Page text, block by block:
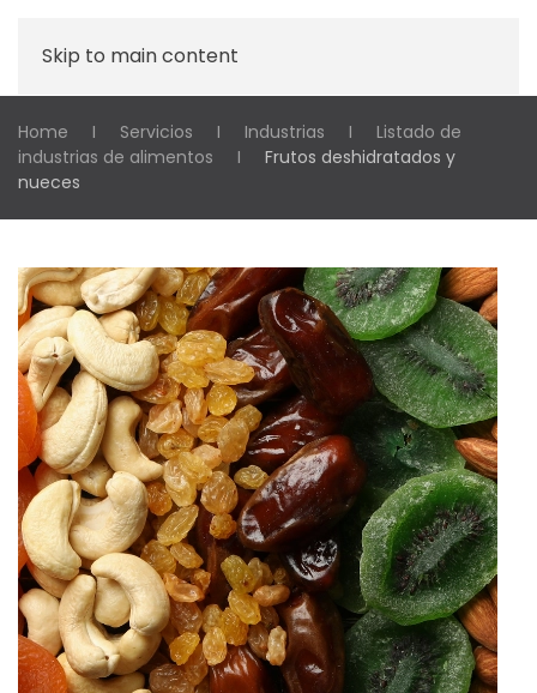
Skip to main content
Home Servicios Industrias
Listado de
industrias de alimentos
Frutos deshidratados y
nueces